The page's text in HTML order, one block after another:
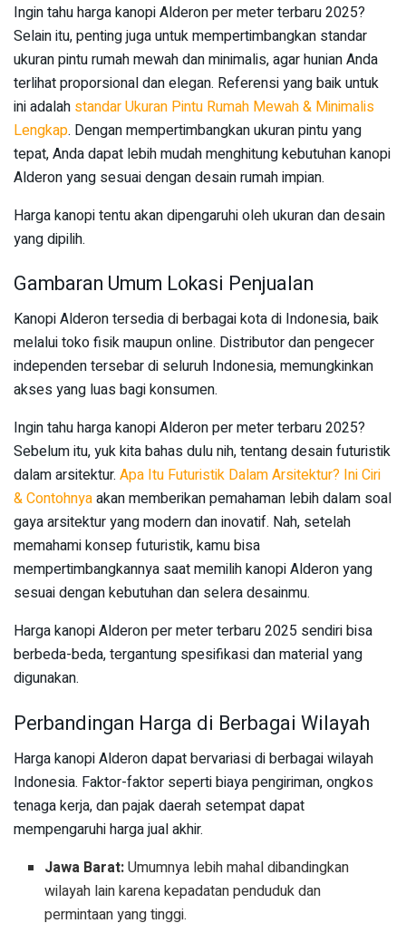
Ingin tahu harga kanopi Alderon per meter terbaru 2025?
Selain itu, penting juga untuk mempertimbangkan standar
ukuran pintu rumah mewah dan minimalis, agar hunian Anda
terlihat proporsional dan elegan. Referensi yang baik untuk
ini adalah standar Ukuran Pintu Rumah Mewah & Minimalis
Lengkap. Dengan mempertimbangkan ukuran pintu yang
tepat, Anda dapat lebih mudah menghitung kebutuhan kanopi
Alderon yang sesuai dengan desain rumah impian.
Harga kanopi tentu akan dipengaruhi oleh ukuran dan desain
yang dipilih.
Gambaran Umum Lokasi Penjualan
Kanopi Alderon tersedia di berbagai kota di Indonesia, baik
melalui toko fisik maupun online. Distributor dan pengecer
independen tersebar di seluruh Indonesia, memungkinkan
akses yang luas bagi konsumen.
Ingin tahu harga kanopi Alderon per meter terbaru 2025?
Sebelum itu, yuk kita bahas dulu nih, tentang desain futuristik
dalam arsitektur. Apa Itu Futuristik Dalam Arsitektur? Ini Ciri
& Contohnyaakan memberikan pemahaman lebih dalam soal
gaya arsitektur yang modern dan inovatif. Nah, setelah
memahami konsep futuristik, kamu bisa
mempertimbangkannya saat memilih kanopi Alderon yang
sesuai dengan kebutuhan dan selera desainmu.
Harga kanopi Alderon per meter terbaru 2025 sendiri bisa
berbeda-beda, tergantung spesifikasi dan material yang
digunakan.
Perbandingan Harga di Berbagai Wilayah
Harga kanopi Alderon dapat bervariasi di berbagai wilayah
Indonesia. Faktor-faktor seperti biaya pengiriman, ongkos
tenaga kerja, dan pajak daerah setempat dapat
mempengaruhi harga jual akhir.
Jawa Barat:Umumnya lebih mahal dibandingkan
wilayah lain karena kepadatan penduduk dan
permintaan yang tinggi.